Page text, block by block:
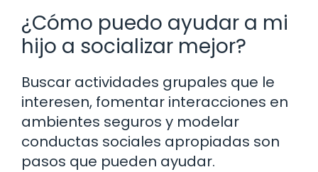
¿Cómo puedo ayudar a mi
hijo a socializar mejor?
Buscar actividades grupales que le
interesen, fomentar interacciones en
ambientes seguros y modelar
conductas sociales apropiadas son
pasos que pueden ayudar.